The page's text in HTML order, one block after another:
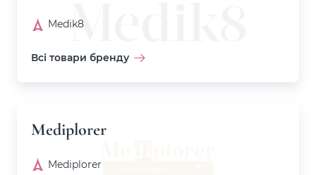
Medik8
Всі товари бренду
Mediplorer
Mediplorer